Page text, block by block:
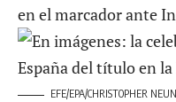
en el marcador ante
EFE/EPA/CHRISTOPHER